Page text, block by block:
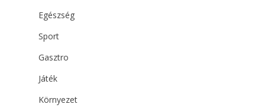
Egészség
Sport
Gasztro
Játék
Környezet